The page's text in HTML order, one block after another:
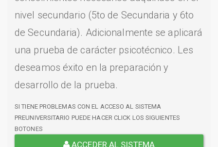
nivel secundario (5to de Secundaria y 6to
de Secundaria). Adicionalmente se aplicará
una prueba de carácter psicotécnico. Les
deseamos éxito en la preparación y
desarrollo de la prueba.
SI TIENE PROBLEMAS CON EL ACCESO AL SISTEMA
PREUNIVERSITARIO PUEDE HACER CLICK LOS SIGUIENTES
BOTONES
ACCEDER AL SISTEMA